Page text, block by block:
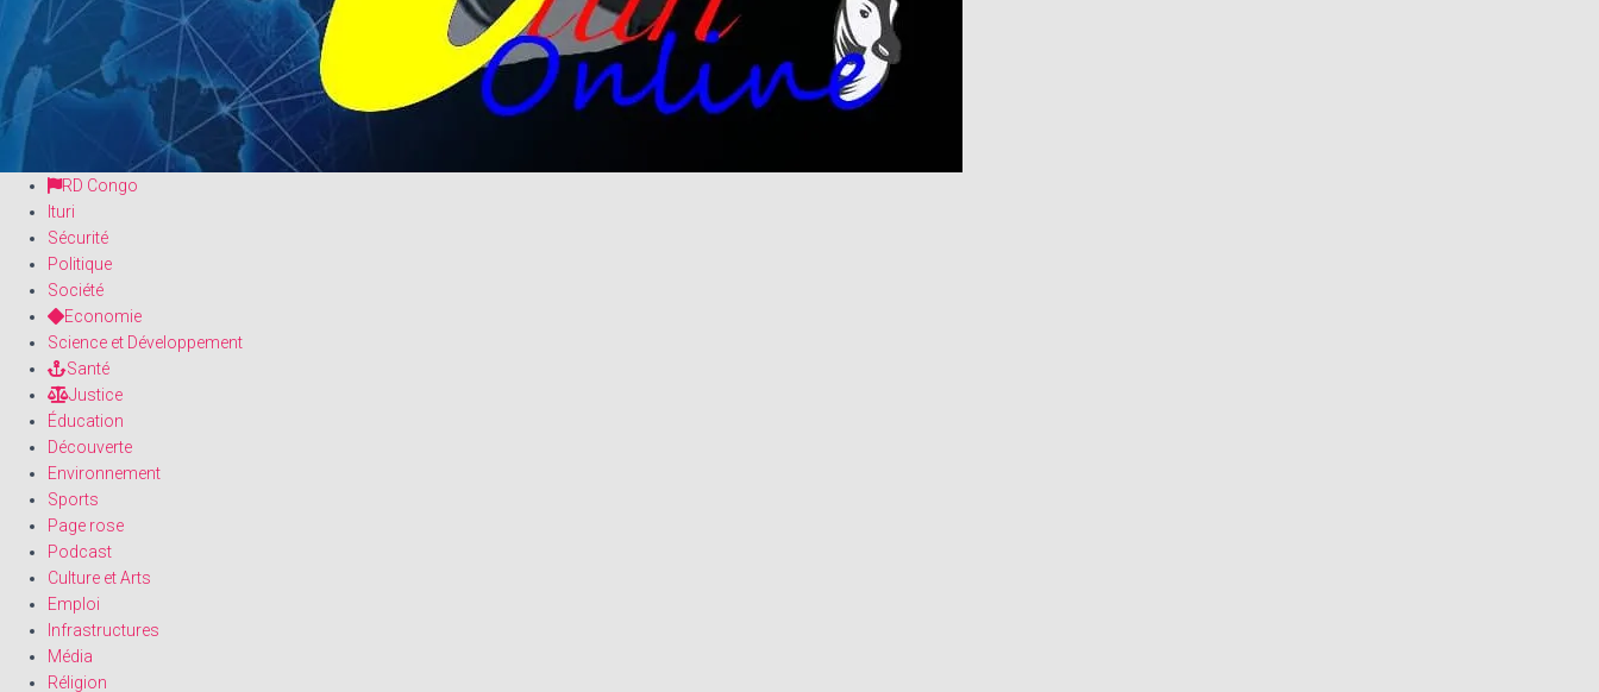
RD Congo
Ituri
Sécurité
Politique
Société
Economie
Science et Développement
Santé
Justice
Éducation
Découverte
Environnement
Sports
Page rose
Podcast
Culture et Arts
Emploi
Infrastructures
Média
Réligion